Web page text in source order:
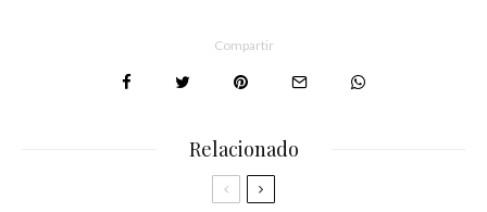
Compartir
Relacionado